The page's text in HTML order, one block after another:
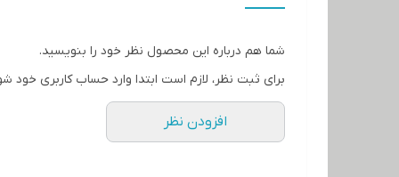
شما هم درباره این محصول نظر خود را بنویسید.
برای ثبت نظر، لازم است ابتدا وارد حساب کاربری خود
افزودن نظر